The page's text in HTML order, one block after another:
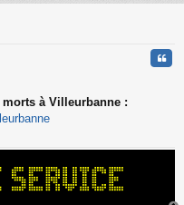
à Villeurbanne :